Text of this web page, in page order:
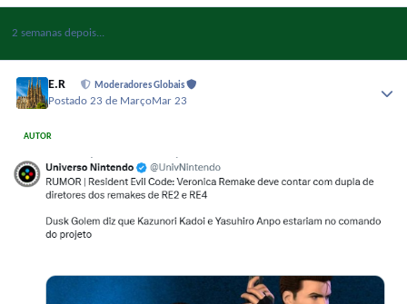
2 semanas depois...
E.R Moderadores Globais
Postado23 de MarçoMar 23
AUTOR